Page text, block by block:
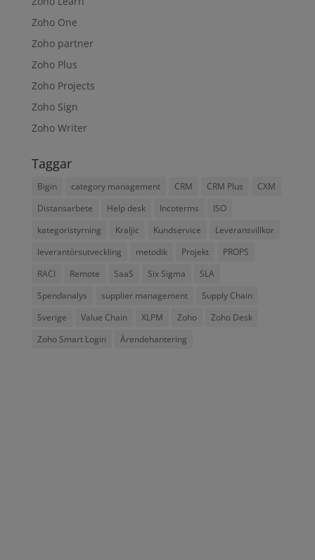
Zoho One
Zoho partner
Zoho Plus
Zoho Projects
Zoho Sign
Zoho Writer
Taggar
Bigin category management CRM CRM Plus
CXM
Distansarbete
Help desk Incoterms
ISO
kategoristyrning
Kraljic Kundservice
Leveransvillkor
leverantörsutveckling
metodik Projekt
PROPS
RACI
Remote SaaS Six Sigma
SLA
Spendanalys
supplier management
Supply Chain
Sverige
Value Chain XLPM Zoho
Zoho Desk
Zoho Smart Login
Ärendehantering